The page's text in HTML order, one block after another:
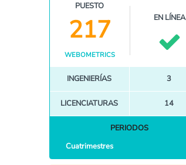
PUESTO
217
WEBOMETRICS
EN LÍNEA
INGENIERÍAS 3
LICENCIATURAS 14
PERIODOS
Cuatrimestres